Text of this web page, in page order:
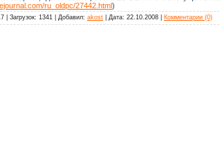
ru_oldpc/27442.html)
Загрузок: 1341 Добавил: akost Дата: 22.10.2008 Комментарии (0)